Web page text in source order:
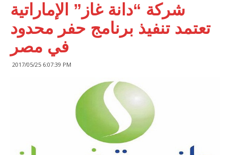
شركة “دانة غاز” الإماراتية
تعتمد تنفيذ برنامج حفر محدود
في مصر
2017/05/25 6:07:39 PM